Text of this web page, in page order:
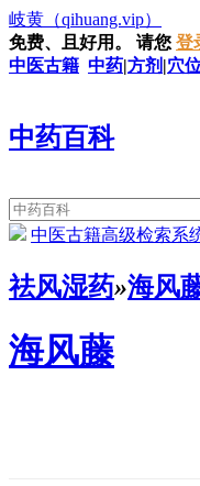
岐黄 （qihuang.vip）
免费、且好用。
请您 登
中医古籍 中药|方剂 |穴
中药百科
中医古籍高级检索系
祛风湿药»海风
海风藤